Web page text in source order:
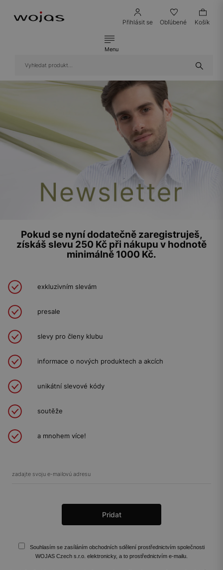
Přihlásit se Obľúbené Košík
Menu
Pokud se nyní dodatečně zaregistruješ,
získáš slevu 250 Kč při nákupu v hodnotě
minimálně 1000 Kč.
exkluzivním slevám
presale
slevy pro členy klubu
informace o nových produktech a akcích
unikátní slevové kódy
soutěže
a mnohem více!
Souhlasím se zasíláním obchodních sdělení prostřednictvím společnosti
WOJAS Czech s.r.o. elektronicky, a to prostřednictvím e-mailu.